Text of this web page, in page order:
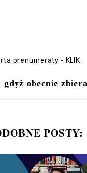
prenumeraty - KLIK
gdyż obecnie
POSTY: